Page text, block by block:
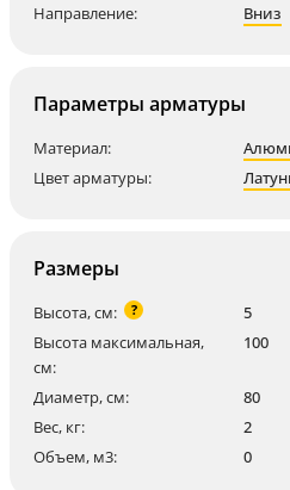
Направление:
Вниз
Параметры арматуры
Материал:
Цвет арматуры:
Размеры
Высота, см: ?
5
Высота максимальная,
см:
100
Диаметр, см:
80
Вес, кг:
2
Объем, м3:
0